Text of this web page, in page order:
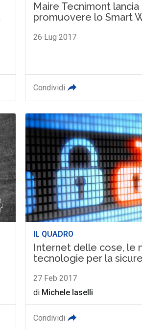
Maire Tecnimont
promuovere lo Smart
26 Lug 2017
Condividi
IL QUADRO
Internet delle cose, le
tecnologie per la
27 Feb 2017
di Michele Iaselli
Condividi